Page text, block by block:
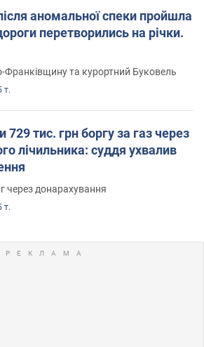
аномальної спеки пройшла
перетворились на річки.
Франківщину та курортний Буковель
т.
729 тис. грн боргу за газ через
лічильника: суддя ухвалив
через донарахування
т.